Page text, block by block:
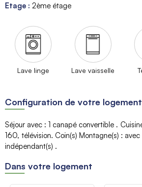
Etage : 2ème étage
Lave linge Lave vaisselle
Configuration de votre logement
Séjour avec : 1 canapé convertible
160 télévision Coin(s) Montagne(s) : avec
indépendant(s)
Dans votre logement